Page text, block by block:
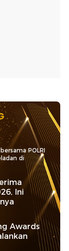
POLRI
di
Ini
Awards